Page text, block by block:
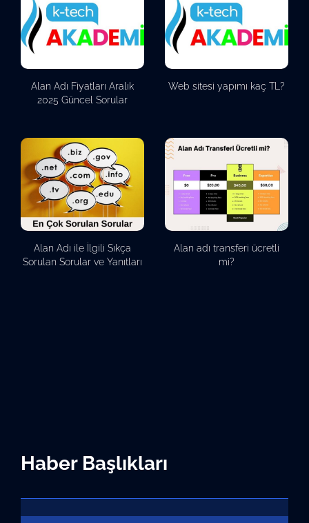
Alan Adı Fiyatları Aralık
2025 Güncel Sorular
Web sitesi yapımı kaç TL?
Alan Adı ile İlgili Sıkça
Sorulan Sorular ve Yanıtları
Alan adı transferi ücretli
mi?
Haber Başlıkları